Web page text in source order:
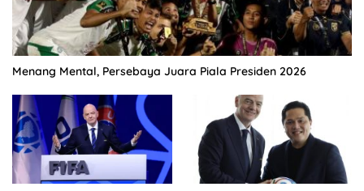
Menang Mental, Persebaya Juara Piala Presiden 2026